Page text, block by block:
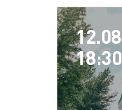
12.08
18:30